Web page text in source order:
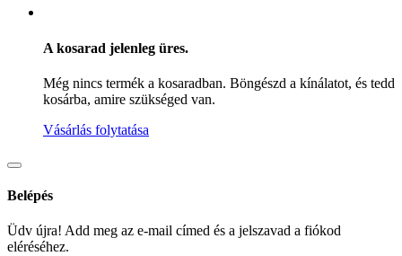
A kosarad jelenleg üres.
Még nincs termék a kosaradban. Böngészd a kínálatot, és tedd
kosárba, amire szükséged van.
Vásárlás folytatása
Belépés
Üdv újra! Add meg az e-mail címed és a jelszavad a fiókod
eléréséhez.